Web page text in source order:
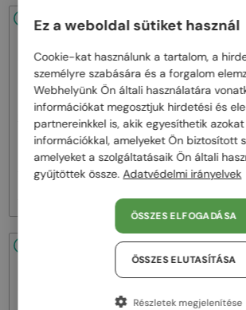
48/72
Lanvin—Napszemüvegek
LNV652S - 058 - 55
48/72
Lanvin—
LNV652S -
48/72
Ez a weboldal sütiket használ
Cookie-kat használunk a tartalom, a
személyre szabására és a forgalom
Webhelyünk Ön általi használatára
információkat megosztjuk hirdetési és
partnereinkkel is, akik egyesíthetik
információkkal, amelyeket Ön biztosított
amelyeket a szolgáltatásaik Ön általi
gyűjtöttek össze.Adatvédelmi irányelvek
ÖSSZES ELFOGADÁSA
ÖSSZES ELUTASÍTÁSA
Részletek megjelenítése